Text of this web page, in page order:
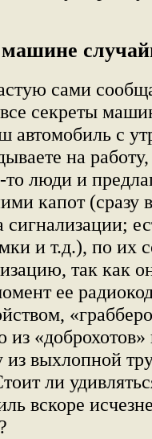
машине
сами
секреты
автомобиль с
на
то люди и
капот (сразу
сигнализации;
и т.д.), по их
так как
ее
«доброхотов»
из выхлопной
ли
вскоре